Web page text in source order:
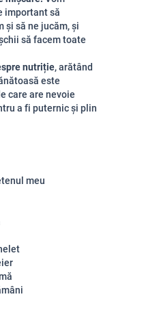
important să
și să ne jucăm, și
să facem toate
nutriție, arătând
este
care are nevoie
a fi puternic și plin
meu